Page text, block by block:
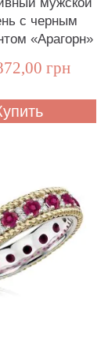
с черным
«Арагорн»
грн